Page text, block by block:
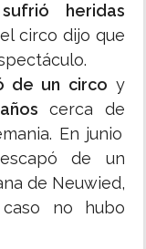
heridas
circo dijo que
de un circo y
cerca de
En junio
de un
de Neuwied,
no hubo